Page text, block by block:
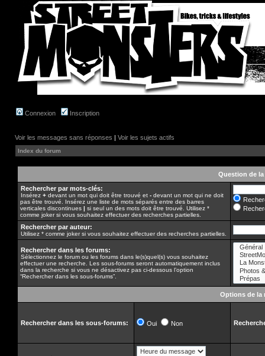
Connexion Inscription
Voir les messages sans réponses | Voir les sujets actifs
Index du forum
Question de la
Rechercher par mots-clés:
Insérez + devant un mot qui doit être trouvé et - devant un mot qui ne doit
pas être trouvé. Insérez une liste de mots séparés entre des barres
verticales discontinues | si seul un des mots doit être trouvé. Utilisez *
comme joker si vous souhaitez effectuer des recherches partielles.
Rechercher par auteur:
Utilisez * comme joker si vous souhaitez effectuer des recherches partielles.
Rechercher dans les forums:
Sélectionnez le forum ou les forums dans le(s)quel(s) vous souhaitez
effectuer une recherche. Les sous-forums seront automatiquement inclus
dans la recherche si vous ne désactivez pas ci-dessous l’option
“Rechercher dans les sous-forums”.
Options de la
Rechercher dans les sous-forums: Oui Non